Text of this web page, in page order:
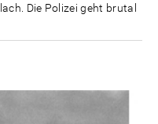
Die Polizei geht brutal